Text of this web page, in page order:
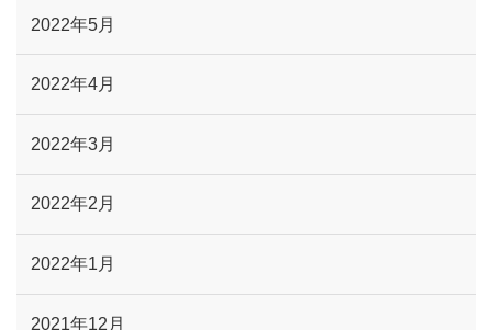
2022年5月
2022年4月
2022年3月
2022年2月
2022年1月
2021年12月